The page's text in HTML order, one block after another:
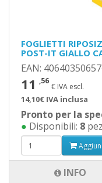
FOGLIETTI
POST-IT GIALLO
EAN:
11 ,56
€ IVA escl.
14,10€ IVA inclusa
Pronto per la
● Disponibili: 8
INFO